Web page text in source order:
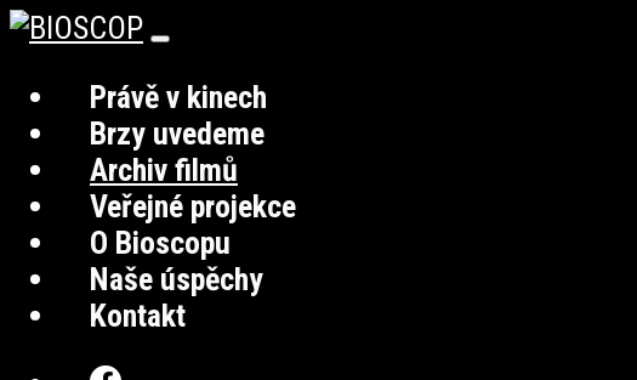
Právě v kinech
Brzy uvedeme
Archiv filmů
Veřejné projekce
O Bioscopu
Naše úspěchy
Kontakt